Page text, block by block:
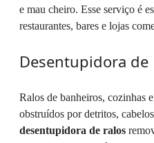
e mau cheiro. Esse serviço é
restaurantes, bares e lojas
Desentupidora de
Ralos de banheiros, cozinhas
obstruídos por detritos,
desentupidora de ralos